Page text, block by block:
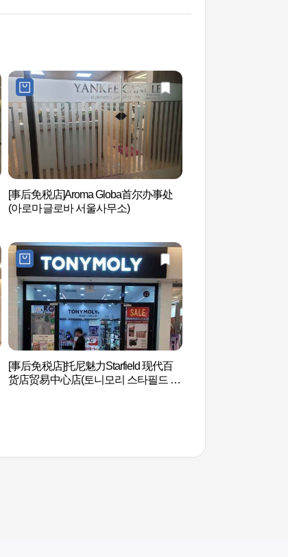
[事后免税店]Aroma Globa首尔办事处
(아로마글로바 서울사무소)
[事后免税店]托尼魅力Starfield 现代百
货店贸易中心店(토니모리 스타필드 코